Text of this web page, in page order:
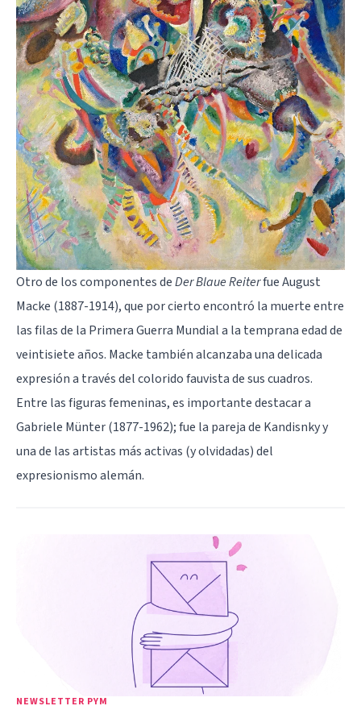
Otro de los componentes deDer Blaue Reiterfue August
Macke (1887-1914), que por cierto encontró la muerte entre
las filas de la Primera Guerra Mundial a la temprana edad de
veintisiete años. Macke también alcanzaba una delicada
expresión a través del colorido fauvista de sus cuadros.
Entre las figuras femeninas, es importante destacar a
Gabriele Münter (1877-1962); fue la pareja de Kandisnky y
una de las artistas más activas (y olvidadas) del
expresionismo alemán.
NEWSLETTER PYM